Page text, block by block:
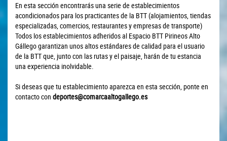
En esta sección encontrarás una serie de establecimientos
acondicionados para los practicantes de la BTT (alojamientos, tiendas
especializadas, comercios, restaurantes y empresas de transporte)
Todos los establecimientos adheridos al Espacio BTT Pirineos Alto
Gállego garantizan unos altos estándares de calidad para el usuario
de la BTT que, junto con las rutas y el paisaje, harán de tu estancia
una experiencia inolvidable.
Si deseas que tu establecimiento aparezca en esta sección, ponte en
contacto con deportes@comarcaaltogallego.es